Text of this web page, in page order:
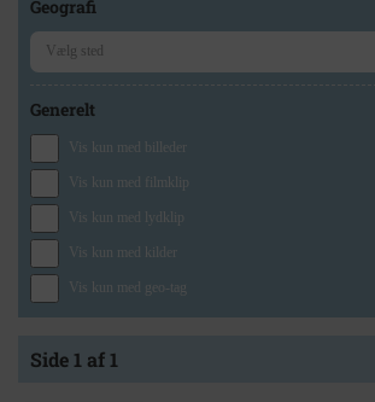
Geografi
Generelt
Vis kun med billeder
Vis kun med filmklip
Vis kun med lydklip
Vis kun med kilder
Vis kun med geo-tag
Side 1 af 1